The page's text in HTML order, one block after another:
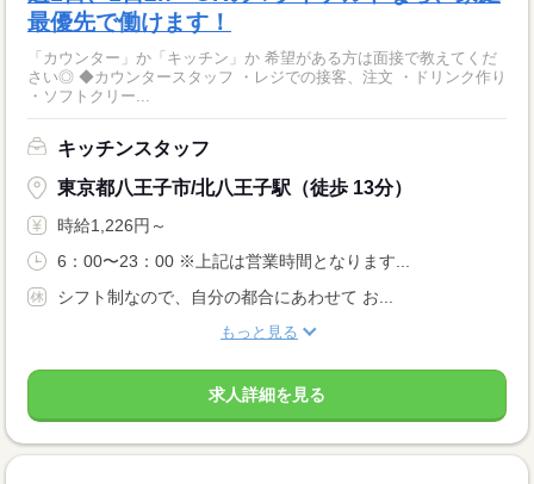
最優先で働けます！
「カウンター」か「キッチン」か 希望がある方は面接で教えてくだ
さい◎ ◆カウンタースタッフ ・レジでの接客、注文 ・ドリンク作り
・ソフトクリー...
キッチンスタッフ
東京都八王子市/北八王子駅（徒歩 13分）
時給1,226円～
6：00〜23：00 ※上記は営業時間となります...
シフト制なので、自分の都合にあわせて お...
もっと見る
求人詳細を見る